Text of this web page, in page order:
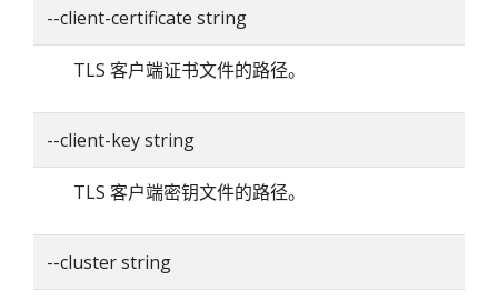
--client-certificate string
TLS 客户端证书文件的路径。
--client-key string
TLS 客户端密钥文件的路径。
--cluster string